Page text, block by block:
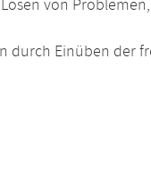
von
Einüben der